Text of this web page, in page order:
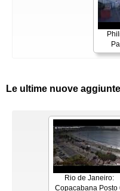
Le ultime nuove
Rio de Janeiro:
Copacabana Posto